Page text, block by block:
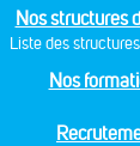
Nos structures
Liste des
Nos